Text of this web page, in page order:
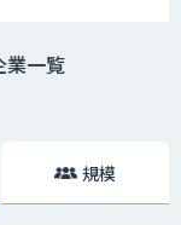
スの最適化やコスト
業一覧
規模